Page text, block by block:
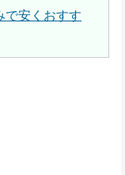
で安くおすす